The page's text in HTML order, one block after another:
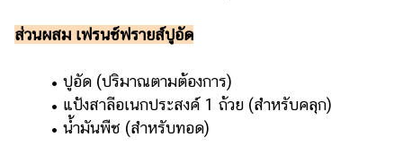
ส่วนผสม เฟรนช์ฟรายส์ปูอัด
• ปูอัด (ปริมาณตามต้องการ)
• แป้งสาลีอเนกประสงค์ 1 ถ้วย (สำหรับคลุก)
• น้ำมันพืช (สำหรับทอด)